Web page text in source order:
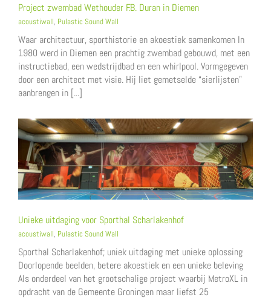
Project zwembad Wethouder F.B. Duran in Diemen
acoustiwall, Pulastic Sound Wall
Waar architectuur, sporthistorie en akoestiek samenkomen In
1980 werd in Diemen een prachtig zwembad gebouwd, met een
instructiebad, een wedstrijdbad en een whirlpool. Vormgegeven
door een architect met visie. Hij liet gemetselde “sierlijsten”
aanbrengen in [...]
Unieke uitdaging voor Sporthal Scharlakenhof
acoustiwall, Pulastic Sound Wall
Sporthal Scharlakenhof; uniek uitdaging met unieke oplossing
Doorlopende beelden, betere akoestiek en een unieke beleving
Als onderdeel van het grootschalige project waarbij MetroXL in
opdracht van de Gemeente Groningen maar liefst 25